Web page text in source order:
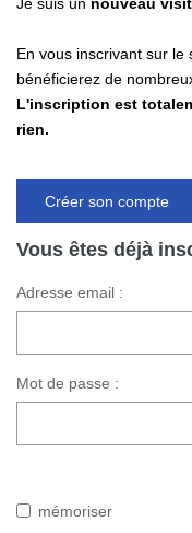
En vous inscrivant sur le
bénéficierez de
L'inscription est
rien.
Créer son compte
Vous êtes déjà
Adresse email :
Mot de passe :
mémoriser